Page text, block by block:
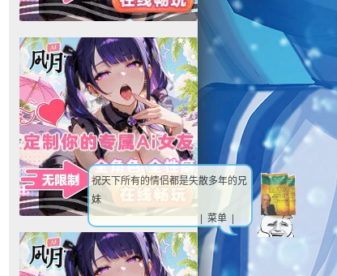
祝天下所有的情侣都是失散多年的兄
妹
| 菜单 |